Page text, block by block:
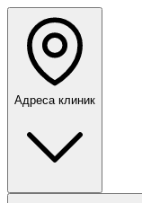
Адреса клиник